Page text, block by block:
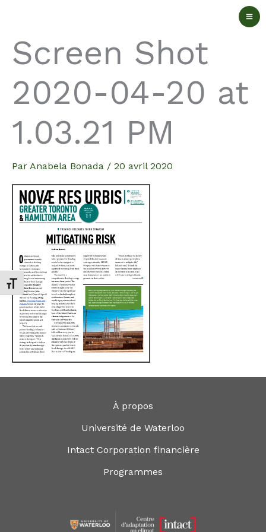
Changer la taille de la police
contenu
Screen Shot
2020-04-20 at
1.03.21 PM
Par Anabela Bonada / 20 avril 2020
À propos
Université de Waterloo
Intact Corporation financière
Programmes